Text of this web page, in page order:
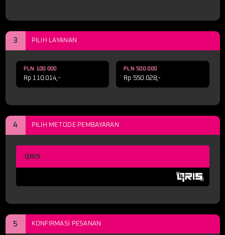
3 PILIH LAYANAN
PLN 100.000
Rp 110.014,-
PLN 500.000
Rp 550.028,-
4 PILIH METODE PEMBAYARAN
QRIS
5 KONFIRMASI PESANAN